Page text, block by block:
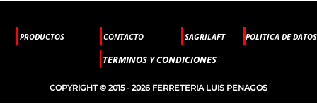
PRODUCTOS CONTACTO SAGRILAFT POLITICA DE DATOS
TERMINOS Y CONDICIONES
COPYRIGHT © 2015 - 2026 FERRETERIA LUIS PENAGOS